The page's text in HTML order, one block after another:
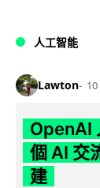
人工智能
Lawton
OpenAI
個 AI 交
建